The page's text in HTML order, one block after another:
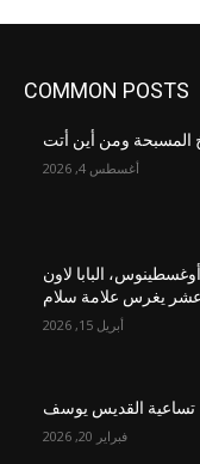
COMMON POSTS
المسبحة ومن أين أتت
أغسطس 4, 2026
البابا لاون
عشر يغرس علامة سلام
أبريل 15, 2026
تساعية القديس يوسف
فبراير 20, 2026